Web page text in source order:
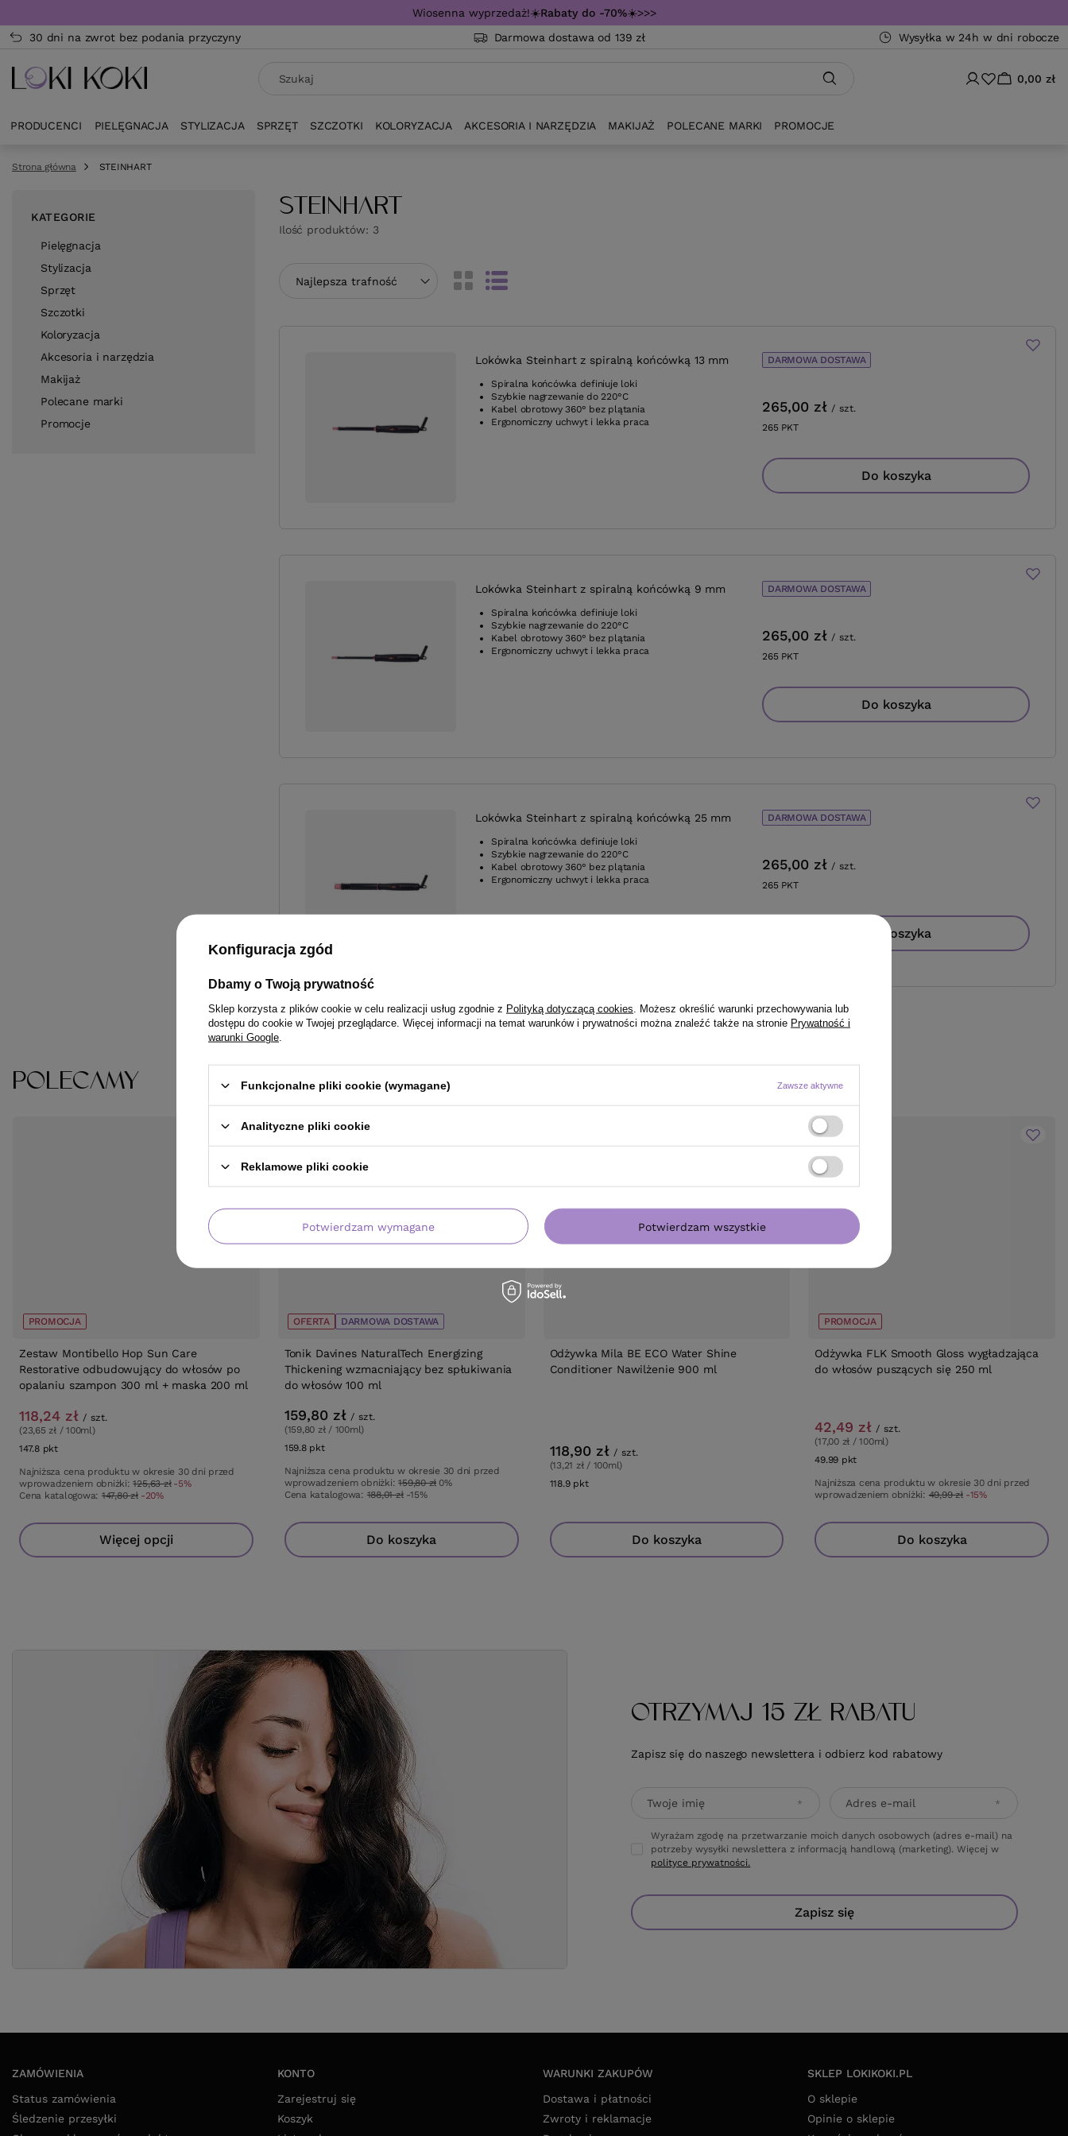
Wiosenna wyprzedaż!☀️Rabaty do -70%☀️>>>
30 dni na zwrot bez podania przyczyny
Darmowa dostawa od 139 zł Wysyłka w 24h w dni robocze
0,00 zł
PRODUCENCI PIELĘGNACJA STYLIZACJA SPRZĘT SZCZOTKI KOLORYZACJA AKCESORIA I NARZĘDZIA MAKIJAŻ POLECANE MARKI PROMOCJE
Strona główna STEINHART
KATEGORIE
Pielęgnacja
Stylizacja
Sprzęt
Szczotki
Koloryzacja
Akcesoria i narzędzia
Makijaż
Polecane marki
Promocje
STEINHART
Ilość produktów: 3
Zmień sortowanie
Najlepsza trafność
Lokówka Steinhart z spiralną końcówką 13 mm
Spiralna końcówka definiuje loki
Szybkie nagrzewanie do 220°C
Kabel obrotowy 360° bez plątania
Ergonomiczny uchwyt i lekka praca
DARMOWA DOSTAWA
265,00 zł / szt.
265PKTpunktów
Do koszyka
Lokówka Steinhart z spiralną końcówką 9 mm
Spiralna końcówka definiuje loki
Szybkie nagrzewanie do 220°C
Kabel obrotowy 360° bez plątania
Ergonomiczny uchwyt i lekka praca
DARMOWA DOSTAWA
265,00 zł / szt.
265PKTpunktów
Do koszyka
Lokówka Steinhart z spiralną końcówką 25 mm
Spiralna końcówka definiuje loki
Szybkie nagrzewanie do 220°C
Kabel obrotowy 360° bez plątania
Ergonomiczny uchwyt i lekka praca
DARMOWA DOSTAWA
265,00 zł / szt.
265PKTpunktów
Do koszyka
POLECAMY
PROMOCJA
Zestaw Montibello Hop Sun Care
Restorative odbudowujący do włosów po
opalaniu szampon 300 ml + maska 200 ml
118,24 zł / szt.
(23,65 zł / 100ml)
147.8 pktpunktów
Najniższa cena produktu w okresie 30 dni przed
wprowadzeniem obniżki:125,63 zł -5%
Cena katalogowa: 147,80 zł -20%
Więcej opcji
OFERTA DARMOWA DOSTAWA
Tonik Davines NaturalTech Energizing
Thickening wzmacniający bez spłukiwania
do włosów 100 ml
159,80 zł / szt.
(159,80 zł / 100ml)
159.8 pktpunktów
Najniższa cena produktu w okresie 30 dni przed
wprowadzeniem obniżki:159,80 zł 0%
Cena katalogowa:188,01 zł -15%
Do koszyka
Odżywka Mila BE ECO Water Shine
Conditioner Nawilżenie 900 ml
118,90 zł / szt.
(13,21 zł / 100ml)
118.9 pktpunktów
Do koszyka
PROMOCJA
Odżywka FLK Smooth Gloss wygładzająca
do włosów puszących się 250 ml
42,49 zł / szt.
(17,00 zł / 100ml)
49.99 pkt
Najniższa cena produktu w okresie 30 dni przed
wprowadzeniem obniżki: 49,99 zł -15%
Do koszyka
OTRZYMAJ 15 ZŁ RABATU
Zapisz się do naszego newslettera i odbierz kod rabatowy
Twoje imię Adres e-mail
Wyrażam zgodę na przetwarzanie moich danych osobowych (adres e-mail) na
potrzeby wysyłki newslettera z informacją handlową (marketing). Więcej w
polityce prywatności.
Zapisz się
ZAMÓWIENIA
Status zamówienia
Śledzenie przesyłki
KONTO
Zarejestruj się
Koszyk
WARUNKI ZAKUPÓW
Dostawa i płatności
Zwroty i reklamacje
SKLEP LOKIKOKI.PL
O sklepie
Opinie o sklepie
Konfiguracja zgód
Dbamy o Twoją prywatność
Sklep korzysta z plików cookie w celu realizacji usług zgodnie z Polityką dotyczącą cookies . Możesz określić warunki przechowywania lub
dostępu do cookie w Twojej przeglądarce. Więcej informacji na temat warunków i prywatności można znaleźć także na stronie Prywatność i
warunki Google
Funkcjonalne pliki cookie (wymagane) Zawsze aktywne
Analityczne pliki cookie
Reklamowe pliki cookie
Potwierdzam wymagane Potwierdzam wszystkie